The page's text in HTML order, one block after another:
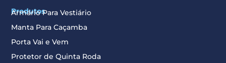
Produtos
Armário Para Vestiário
Manta Para Caçamba
Porta Vai e Vem
Protetor de Quinta Roda